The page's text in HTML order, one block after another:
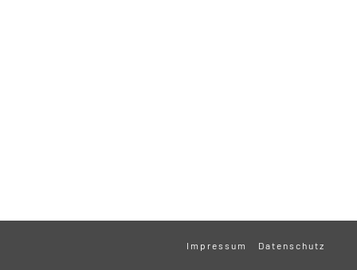
Impressum Datenschutz